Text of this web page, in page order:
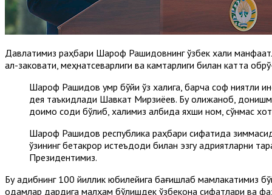
Давлатимиз раҳбари Шароф Рашидовнинг ўзбек халқи
ақл-заковати, меҳнатсеварлиги ва камтарлиги билан катта
Шароф Рашидов умр бўйи ўз халқига, барча соф ниятли
дея таъкидлади Шавкат Мирзиёев. Бу олижаноб,
доимо содиқ бўлиб, халқимиз қалбида яхши ном, сўнмас
Шароф Рашидов республика раҳбари сифатида
ўзининг бетакрор истеъдоди билан эзгу қадриятларни
Президентимиз.
Бу адибнинг 100 йиллик юбилейига бағишлаб мамлакатимиз
одамлар дардига малҳам бўлишдек ўзбекона сифатлари ва